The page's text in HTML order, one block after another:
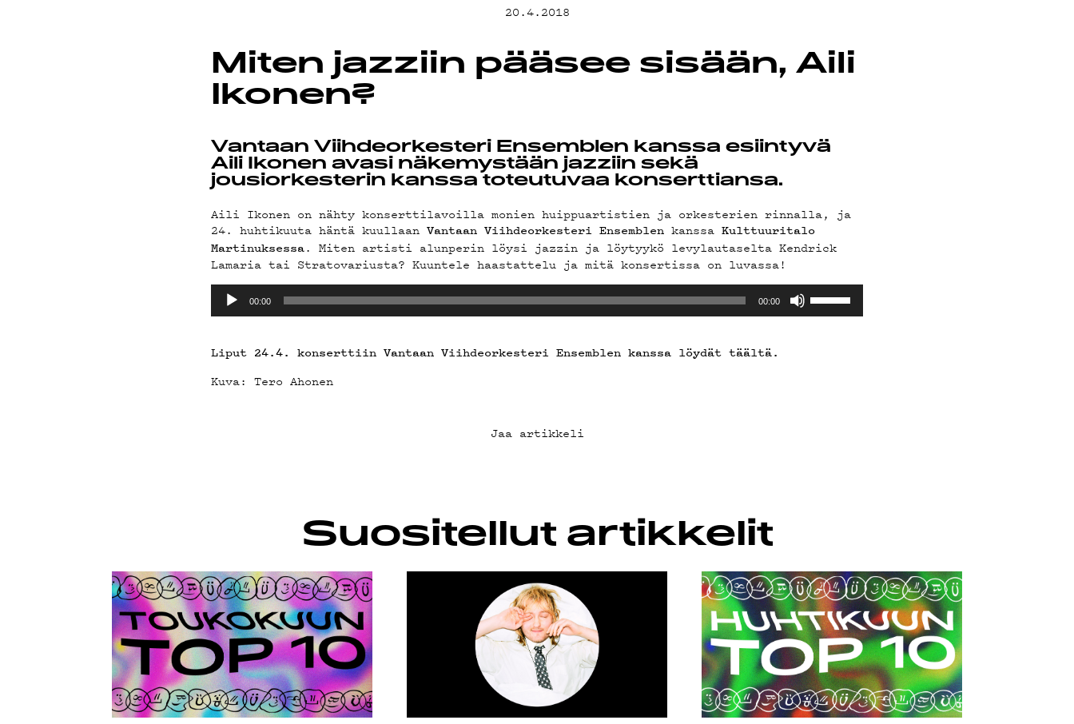
PODCAST
MAINOSTA
YHTEYSTIEDOT
G LIVELAB
YSTÄVÄKLUBI
TIETOSUOJA
20.4.2018
Miten jazziin pääsee sisään, Aili
Ikonen?
Vantaan Viihdeorkesteri Ensemblen kanssa esiintyvä
Aili Ikonen avasi näkemystään jazziin sekä
jousiorkesterin kanssa toteutuvaa konserttiansa.
Aili Ikonen on nähty konserttilavoilla monien huippuartistien ja orkesterien rinnalla, ja
24. huhtikuuta häntä kuullaanVantaan Viihdeorkesteri Ensemblen kanssaKulttuuritalo
Martinuksessa. Miten artisti alunperin löysi jazzin ja löytyykö levylautaselta Kendrick
Lamaria tai Stratovariusta? Kuuntele haastattelu ja mitä konsertissa on luvassa!
Äänitoistin
00:00 00:00
ylös
Liput 24.4. konserttiin Vantaan Viihdeorkesteri Ensemblen kanssa löydät täältä.
Kuva: Tero Ahonen
Jaa artikkeli
Suositellut artikkelit